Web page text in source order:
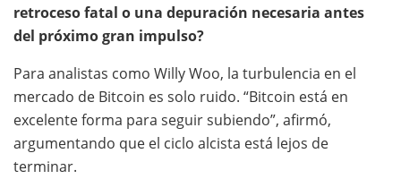
retroceso fatal o una depuración necesaria antes
del próximo gran impulso?
Para analistas como Willy Woo, la turbulencia en el
mercado de Bitcoin es solo ruido. “Bitcoin está en
excelente forma para seguir subiendo”, afirmó,
argumentando que el ciclo alcista está lejos de
terminar.